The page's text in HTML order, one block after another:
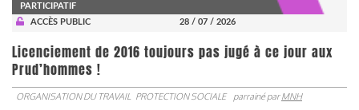
PARTICIPATIF
ACCÈS PUBLIC
28 / 07 / 2026
Licenciement de 2016 toujours pas jugé à ce jour aux
Prud’hommes !
ORGANISATION DU TRAVAIL PROTECTION SOCIALE parrainé parMNH